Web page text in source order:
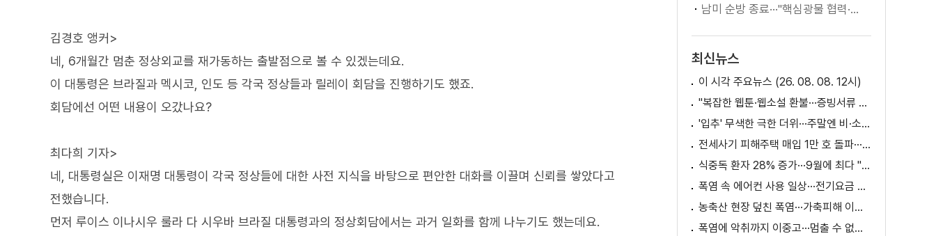
김경호 앵커>
네, 6개월간 멈춘 정상외교를 재가동하는 출발점으로 볼 수 있겠는데요.
이 대통령은 브라질과 멕시코, 인도 등 각국 정상들과 릴레이 회담을 진행하기도 했죠.
회담에선 어떤 내용이 오갔나요?
최다희 기자>
네, 대통령실은 이재명 대통령이 각국 정상들에 대한 사전 지식을 바탕으로 편안한 대화를 이끌며 신뢰를 쌓았다고
전했습니다.
먼저 루이스 이나시우 룰라 다 시우바 브라질 대통령과의 정상회담에서는 과거 일화를 함께 나누기도 했는데요.
남미 순방 종료···"핵심광물 협력·원유 수입선 확대"
최신뉴스
이 시각 주요뉴스 (26. 08. 08. 12시)
"복잡한 웹툰·웹소설 환불···증빙서류 요구까지"
'입추' 무색한 극한 더위···주말엔 비·소나기
전세사기 피해주택 매입 1만 호 돌파···피해 지원 속도
식중독 환자 28% 증가···9월에 최다 "입추 방심 금물"
폭염 속 에어컨 사용 일상···전기요금 줄이려면?
농축산 현장 덮친 폭염···가축피해 이틀 새 28만 마리↑
폭염에 악취까지 이중고···멈출 수 없는 필수노동